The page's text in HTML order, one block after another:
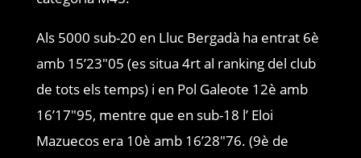
Als 5000 sub-20 en Lluc Bergadà ha entrat 6è
amb 15’23″05 (es situa 4rt al ranking del club
de tots els temps) i en Pol Galeote 12è amb
16’17″95, mentre que en sub-18 l’ Eloi
Mazuecos era 10è amb 16’28″76. (9è de